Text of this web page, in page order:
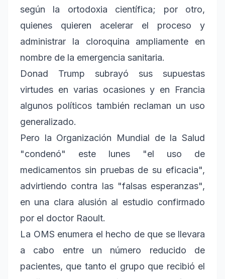
según la ortodoxia científica; por otro,
quienes quieren acelerar el proceso y
administrar la cloroquina ampliamente en
nombre de la emergencia sanitaria.
Donad Trump subrayó sus supuestas
virtudes en varias ocasiones y en Francia
algunos políticos también reclaman un uso
generalizado.
Pero la Organización Mundial de la Salud
"condenó" este lunes "el uso de
medicamentos sin pruebas de su eficacia",
advirtiendo contra las "falsas esperanzas",
en una clara alusión al estudio confirmado
por el doctor Raoult.
La OMS enumera el hecho de que se llevara
a cabo entre un número reducido de
pacientes, que tanto el grupo que recibió el